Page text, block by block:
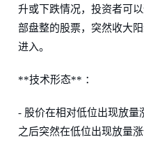
升或下跌情况，投资者可
部盘整的股票，突然收大
进入。
**技术形态** ：
- 股价在相对低位出现放量
之后突然在低位出现放量